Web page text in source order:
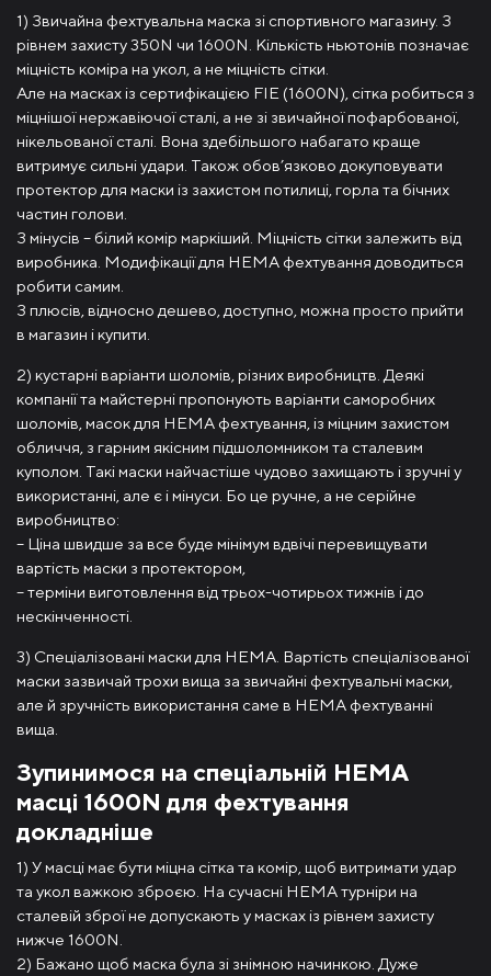
1) Звичайна фехтувальна маска зі спортивного магазину. З
рівнем захисту 350N чи 1600N. Кількість ньютонів позначає
міцність коміра на укол, а не міцність сітки.
Але на масках із сертифікацією FIE (1600N), сітка робиться з
міцнішої нержавіючої сталі, а не зі звичайної пофарбованої,
нікельованої сталі. Вона здебільшого набагато краще
витримує сильні удари. Також обов’язково докуповувати
протектор для маски із захистом потилиці, горла та бічних
частин голови.
З мінусів – білий комір маркіший. Міцність сітки залежить від
виробника. Модифікації для HEMA фехтування доводиться
робити самим.
З плюсів, відносно дешево, доступно, можна просто прийти
в магазин і купити.
2) кустарні варіанти шоломів, різних виробництв. Деякі
компанії та майстерні пропонують варіанти саморобних
шоломів, масок для HEMA фехтування, із міцним захистом
обличчя, з гарним якісним підшоломником та сталевим
куполом. Такі маски найчастіше чудово захищають і зручні у
використанні, але є і мінуси. Бо це ручне, а не серійне
виробництво:
– Ціна швидше за все буде мінімум вдвічі перевищувати
вартість маски з протектором,
– терміни виготовлення від трьох-чотирьох тижнів і до
нескінченності.
3) Спеціалізовані маски для HEMA. Вартість спеціалізованої
маски зазвичай трохи вища за звичайні фехтувальні маски,
але й зручність використання саме в HEMA фехтуванні
вища.
Зупинимося на спеціальній HEMA
масці 1600N для фехтування
докладніше
1) У масці має бути міцна сітка та комір, щоб витримати удар
та укол важкою зброєю. На сучасні HEMA турніри на
сталевій зброї не допускають у масках із рівнем захисту
нижче 1600N.
2) Бажано щоб маска була зі знімною начинкою. Дуже